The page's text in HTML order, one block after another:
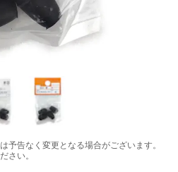
告なく変更となる場合がございます。
さい。